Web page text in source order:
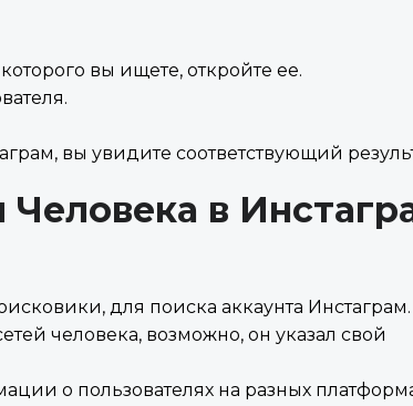
вы ищете, откройте ее.
вы увидите соответствующий
в
для поиска аккаунта Инстаграм.
человека, возможно, он указал свой
о пользователях на разных